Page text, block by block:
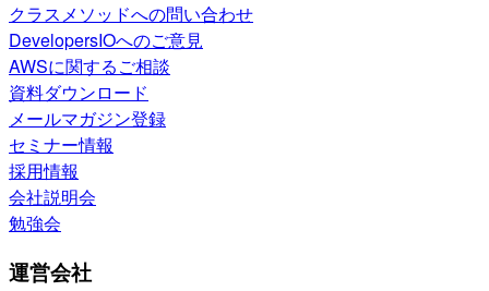
クラスメソッドへの問い合わせ
DevelopersIOへのご意見
AWSに関するご相談
資料ダウンロード
メールマガジン登録
セミナー情報
採用情報
会社説明会
勉強会
運営会社